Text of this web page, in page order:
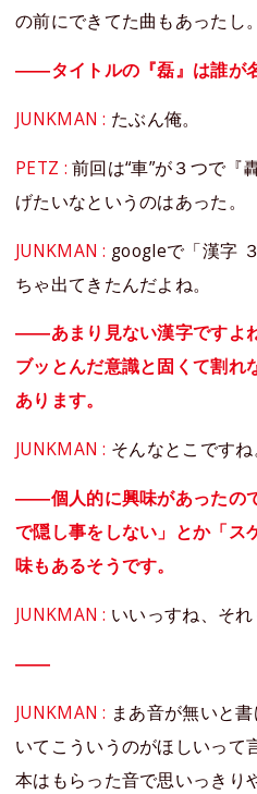
の前にできてた曲もあったし。
――タイトルの『磊』は誰が
JUNKMAN : たぶん俺。
PETZ :前回は“車”が３つで『
げたいなというのはあった。
JUNKMAN : googleで「漢字
ちゃ出てきたんだよね。
――あまり見ない漢字ですよ
ブッとんだ意識と固くて割れ
あります。
JUNKMAN : そんなとこですね
――個人的に興味があったの
で隠し事をしない」とか「ス
味もあるそうです。
JUNKMAN : いいっすね、それ
――
JUNKMAN : まあ音が無いと
いてこういうのがほしいって
本はもらった音で思いっきり